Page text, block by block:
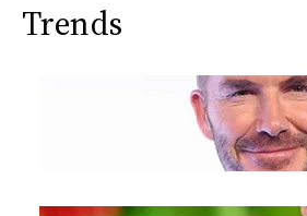
Trends